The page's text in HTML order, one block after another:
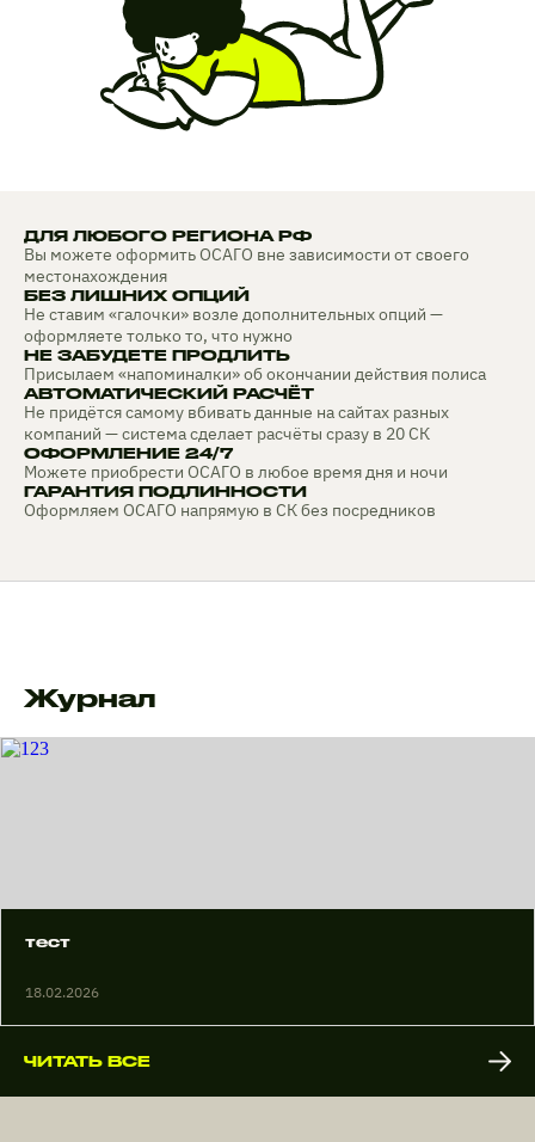
ДЛЯ ЛЮБОГО РЕГИОНА РФ
Вы можете оформить ОСАГО вне зависимости от своего
местонахождения
БЕЗ ЛИШНИХ ОПЦИЙ
Не ставим «галочки» возле дополнительных опций —
оформляете только то, что нужно
НЕ ЗАБУДЕТЕ ПРОДЛИТЬ
Присылаем «напоминалки» об окончании действия полиса
АВТОМАТИЧЕСКИЙ РАСЧЁТ
Не придётся самому вбивать данные на сайтах разных
компаний — система сделает расчёты сразу в 20 СК
ОФОРМЛЕНИЕ 24/7
Можете приобрести ОСАГО в любое время дня и ночи
ГАРАНТИЯ ПОДЛИННОСТИ
Оформляем ОСАГО напрямую в СК без посредников
Журнал
тест
18.02.2026
ЧИТАТЬ ВСЕ